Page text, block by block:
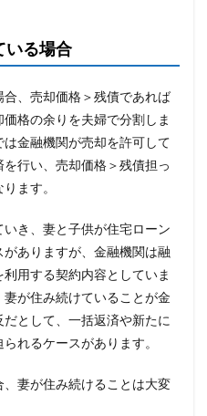
いる場合
、売却価格＞残債であれば
格の余りを夫婦で分割しま
金融機関が売却を許可して
行い、売却価格＞残債担っ
ます。
き、妻と子供が住宅ローン
ありますが、金融機関は融
用する契約内容としていま
が住み続けていることが金
として、一括返済や新たに
れるケースがあります。
妻が住み続けることは大変